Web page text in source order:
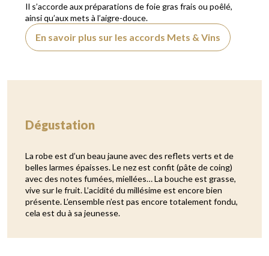
Il s’accorde aux préparations de foie gras frais ou poêlé,
ainsi qu’aux mets à l’aigre-douce.
En savoir plus sur les accords Mets & Vins
Dégustation
La robe est d’un beau jaune avec des reflets verts et de
belles larmes épaisses. Le nez est confit (pâte de coing)
avec des notes fumées, miellées… La bouche est grasse,
vive sur le fruit. L’acidité du millésime est encore bien
présente. L’ensemble n’est pas encore totalement fondu,
cela est du à sa jeunesse.